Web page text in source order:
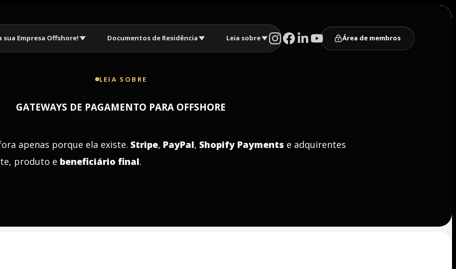
sua Empresa Offshore! Documentos de Residência Leia sobre Área de membros
LEIA SOBRE
GATEWAYS DE PAGAMENTO PARA OFFSHORE
apenas porque ela existe. Stripe, PayPal, Shopify Payments e adquirentes
produto e beneficiário final.